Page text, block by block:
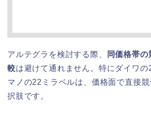
アルテグラを検討する際、
同価格帯
較は避けて通れません。特にダイワの
マノの22ミラベルは、価格面で直接
択肢です。